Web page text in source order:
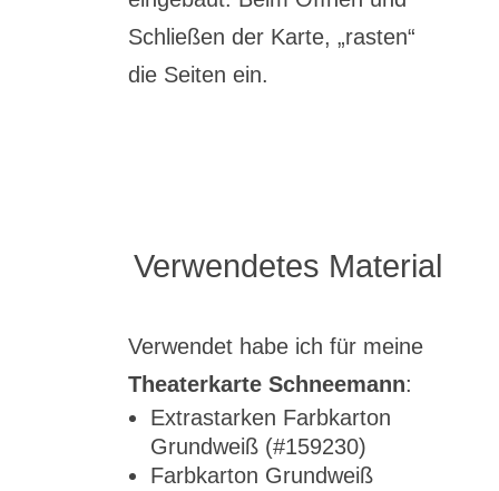
Schließen der Karte, „rasten“
die Seiten ein.
Verwendetes Material
Verwendet habe ich für meine
Theaterkarte Schneemann:
Extrastarken Farbkarton
Grundweiß (#159230)
Farbkarton Grundweiß